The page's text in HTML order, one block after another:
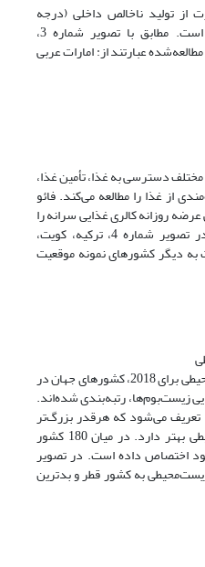
تولید ناخالص داخلی (درجه
بازبودن تجاری) معرف برون‌زایی است. مطابق با تصویر شماره 3،
عبارتند از: امارات عربی
دسترسی به غذا، تأمین غذا،
از غذا را مطالعه می‌کند. فائو
(2014-2016) جهانی عرضه روزانه کالری غذایی سرانه را
2894 کالری گزارش کرده است. در تصویر شماره 4، ترکیه، کویت،
دیگر کشورهای نمونه موقعیت
در گزارش شاخص عملکرد زیست‌محیطی برای 2018، کشورهای جهان در
زیست‌بوم‌ها، رتبه‌بندی شده‌اند.
شاخص مذکور در بازه صفر تا 100 تعریف می‌شود که هرقدر بزرگ‌تر
باشد، دلالت بر عملکرد زیست‌محیطی بهتر دارد. در میان 180 کشور
رتبه 80 را به خود اختصاص داده است. در تصویر
زیست‌محیطی به کشور قطر و بدترین